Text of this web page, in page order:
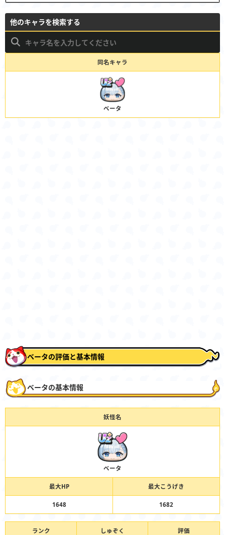
他のキャラを検索する
同名キャラ
ベータ
ベータの評価と基本情報
ベータの基本情報
妖怪名
ベータ
最大HP 最大こうげき
1648 1682
ランク しゅぞく 評価